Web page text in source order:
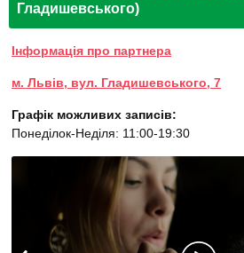
Гладишевського)
Інформація про партнера
м. Львів, вул. Гладишевського, 7
Графік можливих записів:
Понеділок-Неділя: 11:00-19:30